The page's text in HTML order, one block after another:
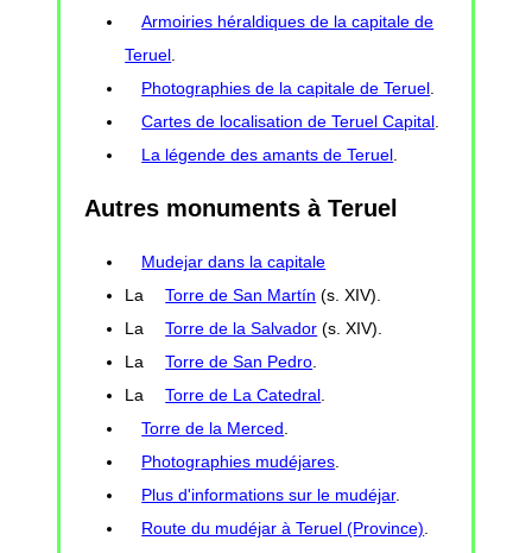
Armoiries héraldiques de la capitale de
Teruel.
Photographies de la capitale de Teruel.
Cartes de localisation de Teruel Capital.
La légende des amants de Teruel.
Autres monuments à Teruel
Mudejar dans la capitale
La
Torre de San Martín (s. XIV).
La
Torre de la Salvador (s. XIV).
La
Torre de San Pedro
La
Torre de La Catedral
Torre de la Merced
Photographies mudéjares
Plus d'informations sur le mudéjar.
Route du mudéjar à Teruel (Province)